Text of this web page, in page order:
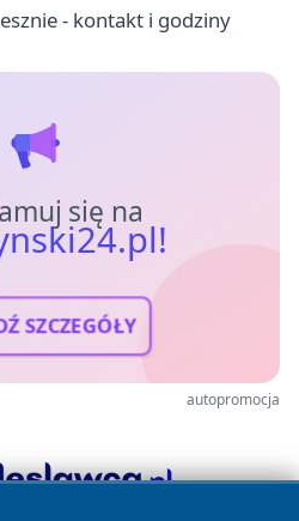
- kontakt i godziny
się na
SZCZEGÓŁY
autopromocja